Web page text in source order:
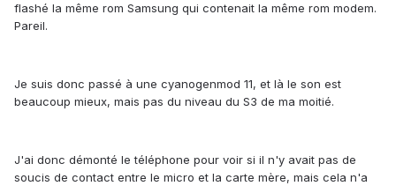
flashé la même rom Samsung qui contenait la même rom modem.
Pareil.
Je suis donc passé à une cyanogenmod 11, et là le son est
beaucoup mieux, mais pas du niveau du S3 de ma moitié.
J'ai donc démonté le téléphone pour voir si il n'y avait pas de
soucis de contact entre le micro et la carte mère, mais cela n'a